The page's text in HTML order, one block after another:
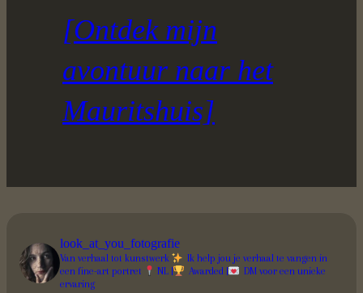
[Ontdek mijn
avontuur naar het
Mauritshuis]
look_at_you_fotografie
Van verhaal tot kunstwerk
Ik help jou je verhaal te vangen in
een fine-art portret
NL | Awarded |
DM voor een unieke
ervaring